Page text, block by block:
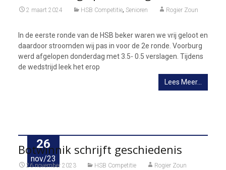
2 maart 2024 HSB Competitie, Senioren Rogier Zoun
In de eerste ronde van de HSB beker waren we vrij geloot en
daardoor stroomden wij pas in voor de 2e ronde. Voorburg
werd afgelopen donderdag met 3.5- 0.5 verslagen. Tijdens
de wedstrijd leek het erop
Lees Meer…
26
nov/23
Botwinnik schrijft geschiedenis
26 november 2023 HSB Competitie Rogier Zoun